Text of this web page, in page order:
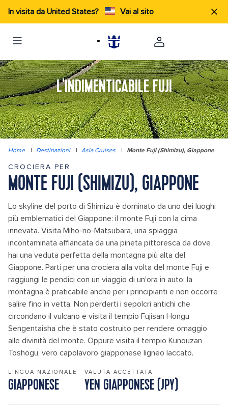
In visita da United States? Vai al sito
L'INDIMENTICABILE FUJI
Home | Destinazioni | Asia Cruises | Monte Fuji (Shimizu), Giappone
CROCIERA PER
MONTE FUJI (SHIMIZU), GIAPPONE
Lo skyline del porto di Shimizu è dominato da uno dei luoghi
più emblematici del Giappone: il monte Fuji con la cima
innevata. Visita Miho-no-Matsubara, una spiaggia
incontaminata affiancata da una pineta pittoresca da dove
hai una veduta perfetta della montagna più alta del
Giappone. Parti per una crociera alla volta del monte Fuji e
raggiungi le pendici con un viaggio di un'ora in auto: la
montagna è praticabile anche per i principianti e non occorre
salire fino in vetta. Non perderti i sepolcri antichi che
circondano il vulcano e visita il tempio Fujisan Hongu
Sengentaisha che è stato costruito per rendere omaggio
alle divinità del monte. Oppure visita il tempio Kunouzan
Toshogu, vero capolavoro giapponese ligneo laccato.
LINGUA NAZIONALE
GIAPPONESE
VALUTA ACCETTATA
YEN GIAPPONESE (JPY)